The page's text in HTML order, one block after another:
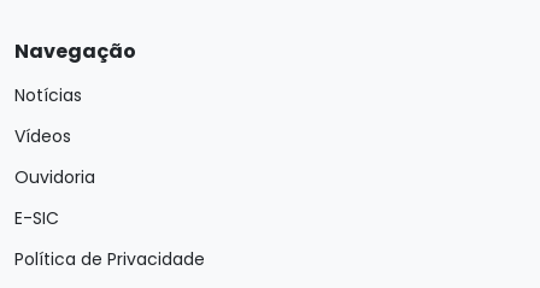
Navegação
Notícias
Vídeos
Ouvidoria
E-SIC
Política de Privacidade